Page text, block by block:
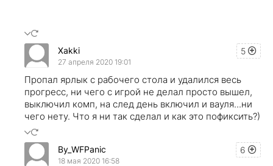
5
Xakki
27 апреля 2020 19:01
Пропал ярлык с рабочего стола и удалился весь
прогресс, ни чего с игрой не делал просто вышел,
выключил комп, на след день включил и вауля...ни
чего нету. Что я ни так сделал и как это пофиксить?)
6
By_WFPanic
18 мая 2020 16:58